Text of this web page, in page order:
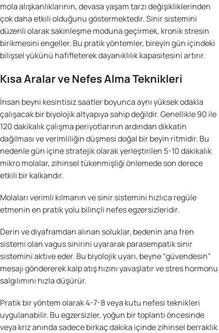
mola alışkanlıklarının, devasa yaşam tarzı değişikliklerinden
çok daha etkili olduğunu göstermektedir. Sinir sistemini
düzenli olarak sakinleşme moduna geçirmek, kronik stresin
birikmesini engeller. Bu pratik yöntemler, bireyin gün içindeki
bilişsel yükünü hafifleterek dayanıklılık kapasitesini artırır.
Kısa Aralar ve Nefes Alma Teknikleri
İnsan beyni kesintisiz saatler boyunca aynı yüksek odakla
çalışacak bir biyolojik altyapıya sahip değildir. Genellikle 90 ile
120 dakikalık çalışma periyotlarının ardından dikkatin
dağılması ve verimliliğin düşmesi doğal bir beyin ritmidir. Bu
nedenle gün içine stratejik olarak yerleştirilen 5-10 dakikalık
mikro molalar, zihinsel tükenmişliği önlemede son derece
etkili bir kalkandır.
Molaları verimli kılmanın ve sinir sistemini hızlıca regüle
etmenin en pratik yolu bilinçli nefes egzersizleridir.
Derin ve diyaframdan alınan soluklar, bedenin ana fren
sistemi olan vagus sinirini uyararak parasempatik sinir
sistemini aktive eder. Bu biyolojik uyarı, beyne “güvendesin”
mesajı göndererek kalp atış hızını yavaşlatır ve stres hormonu
salgılımını hızla düşürür.
Pratik bir yöntem olarak 4-7-8 veya kutu nefesi teknikleri
uygulanabilir. Bu egzersizler, yoğun bir toplantı öncesinde
veya kriz anında sadece birkaç dakika içinde zihinsel berraklık